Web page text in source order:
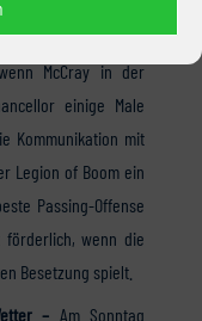
wird Kelcie McCray
McCray in der
einige Male
Kommunikation mit
Legion of Boom ein
Passing-Offense
wenn die
Besetzung spielt.
– Am Sonntag